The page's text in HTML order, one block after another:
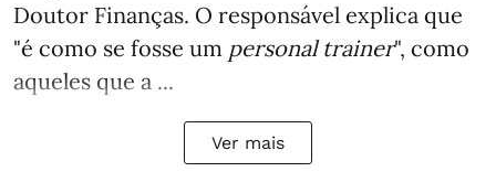
Doutor Finanças. O responsável explica que
"é como se fosse um personal trainer", como
aqueles que a ...
Ver mais